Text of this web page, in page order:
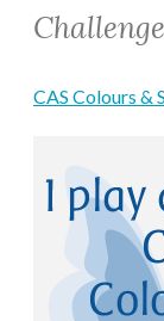
Challenge
CAS Colours &